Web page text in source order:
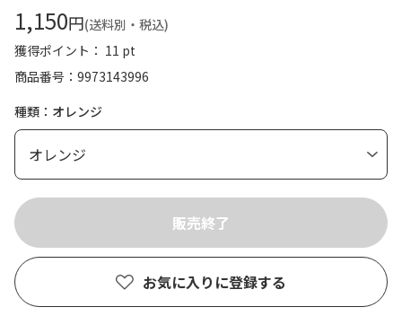
1,150円(送料別・税込)
獲得ポイント： 11 pt
商品番号
9973143996
種類：オレンジ
お気に入りに登録する